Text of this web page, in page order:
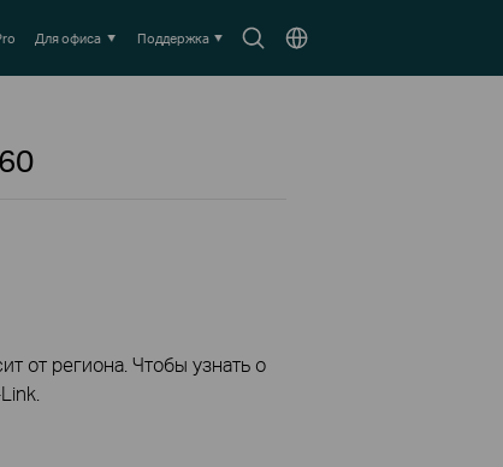
SearchВыберите
Для офиса Поддержка
от региона. Чтобы узнать о